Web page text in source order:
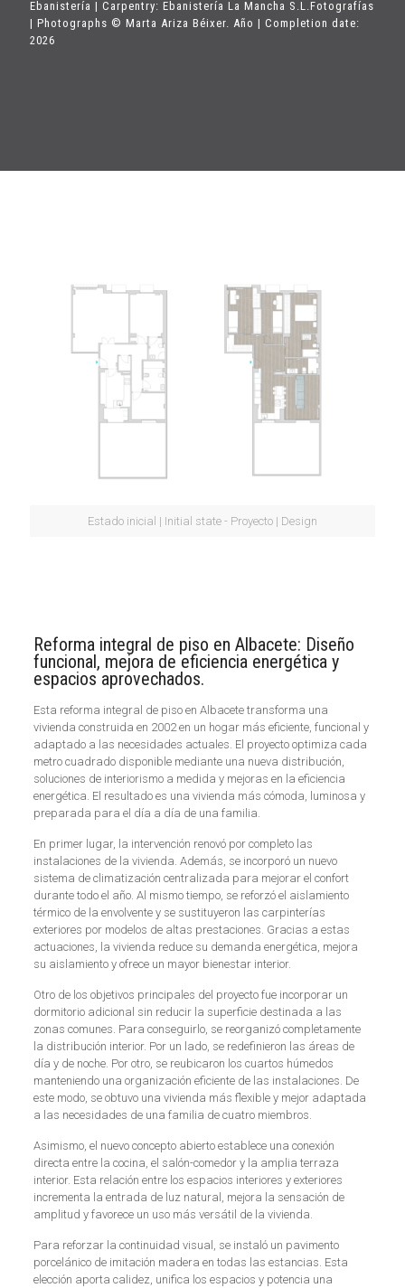
Ebanistería | Carpentry: Ebanistería La Mancha S.L.Fotografías
| Photographs © Marta Ariza Béixer. Año | Completion date:
2026
Estado inicial | Initial state - Proyecto | Design
Reforma integral de piso en Albacete: Diseño
funcional, mejora de eficiencia energética y
espacios aprovechados.
Esta reforma integral de piso en Albacete transforma una
vivienda construida en 2002 en un hogar más eficiente, funcional y
adaptado a las necesidades actuales. El proyecto optimiza cada
metro cuadrado disponible mediante una nueva distribución,
soluciones de interiorismo a medida y mejoras en la eficiencia
energética. El resultado es una vivienda más cómoda, luminosa y
preparada para el día a día de una familia.
En primer lugar, la intervención renovó por completo las
instalaciones de la vivienda. Además, se incorporó un nuevo
sistema de climatización centralizada para mejorar el confort
durante todo el año. Al mismo tiempo, se reforzó el aislamiento
térmico de la envolvente y se sustituyeron las carpinterías
exteriores por modelos de altas prestaciones. Gracias a estas
actuaciones, la vivienda reduce su demanda energética, mejora
su aislamiento y ofrece un mayor bienestar interior.
Otro de los objetivos principales del proyecto fue incorporar un
dormitorio adicional sin reducir la superficie destinada a las
zonas comunes. Para conseguirlo, se reorganizó completamente
la distribución interior. Por un lado, se redefinieron las áreas de
día y de noche. Por otro, se reubicaron los cuartos húmedos
manteniendo una organización eficiente de las instalaciones. De
este modo, se obtuvo una vivienda más flexible y mejor adaptada
a las necesidades de una familia de cuatro miembros.
Asimismo, el nuevo concepto abierto establece una conexión
directa entre la cocina, el salón-comedor y la amplia terraza
interior. Esta relación entre los espacios interiores y exteriores
incrementa la entrada de luz natural, mejora la sensación de
amplitud y favorece un uso más versátil de la vivienda.
Para reforzar la continuidad visual, se instaló un pavimento
porcelánico de imitación madera en todas las estancias. Esta
elección aporta calidez, unifica los espacios y potencia una